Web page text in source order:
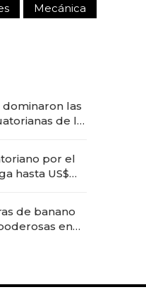
Mecánica
dominaron las
de la
por el
hasta US$
de banano
en